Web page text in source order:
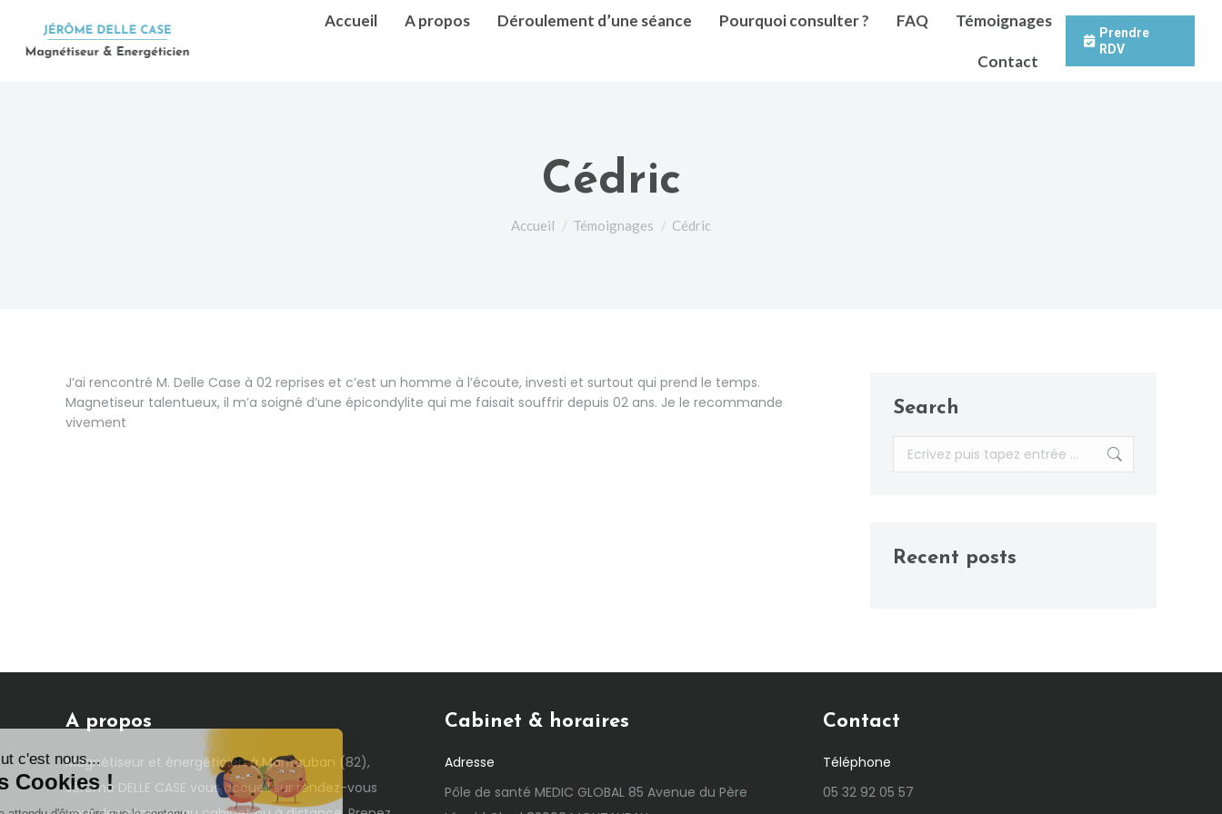
Accueil A propos Déroulement d’une séance Pourquoi consulter ? FAQ Témoignages
Contact
Prendre
RDV
Cédric
Vous êtes ici :
Accueil Témoignages Cédric
J’ai rencontré M. Delle Case à 02 reprises et c’est un homme à l’écoute, investi et surtout qui prend le temps.
Magnetiseur talentueux, il m’a soigné d’une épicondylite qui me faisait souffrir depuis 02 ans. Je le recommande
vivement
Search
Recherche
:
Recent posts
A propos
Magnétiseur et énergéticien à Montauban (82),
Jérôme DELLE CASE vous accueil sur rendez-vous
Cabinet & horaires
Adresse
Pôle de santé MEDIC GLOBAL 85 Avenue du Père
Contact
Téléphone
05 32 92 05 57
Salut c'est nous...
les Cookies !